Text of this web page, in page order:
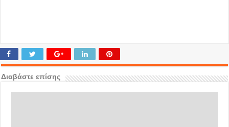
Διαβάστε επίσης